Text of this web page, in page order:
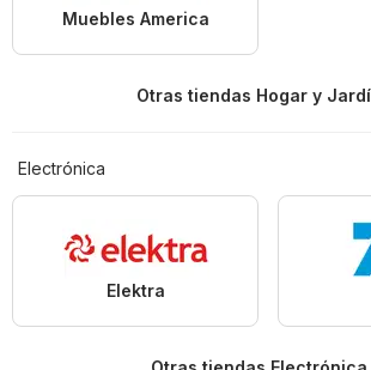
Muebles America
Otras tiendas Hogar y
Electrónica
Elektra